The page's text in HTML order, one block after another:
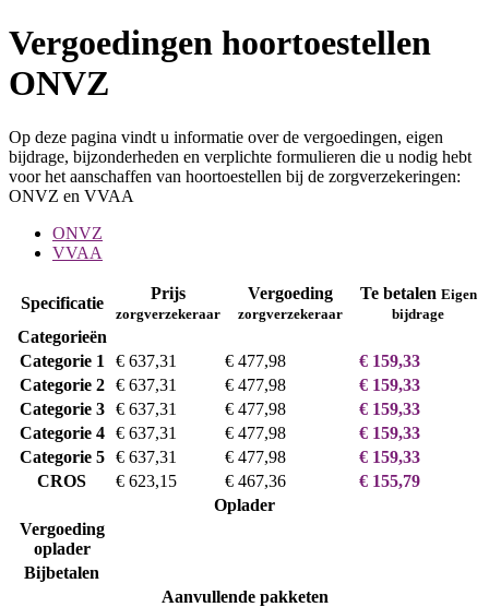
Vergoedingen hoortoestellen
ONVZ
Op deze pagina vindt u informatie over de vergoedingen, eigen
bijdrage, bijzonderheden en verplichte formulieren die u nodig hebt
voor het aanschaffen van hoortoestellen bij de zorgverzekeringen:
ONVZ en VVAA
ONVZ
VVAA
Specificatie
Prijs
zorgverzekeraar
Vergoeding
zorgverzekeraar
Te betalen Eigen
bijdrage
Categorieën
Categorie 1
€ 637,31 € 477,98
€ 159,33
Categorie 2
€ 637,31 € 477,98
€ 159,33
Categorie 3
€ 637,31 € 477,98
€ 159,33
Categorie 4
€ 637,31 € 477,98
€ 159,33
Categorie 5
€ 637,31 € 477,98
€ 159,33
CROS
€ 623,15 € 467,36
€ 155,79
Oplader
Vergoeding
oplader
Bijbetalen
Aanvullende pakketen